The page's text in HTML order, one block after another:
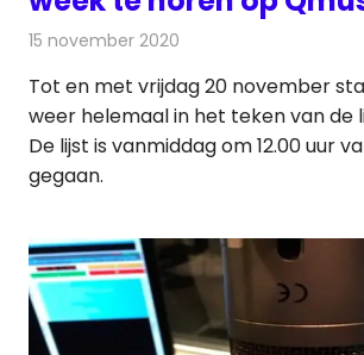
15 november 2020
Tot en met vrijdag 20 november
weer helemaal in het teken van de
De lijst is vanmiddag om 12.00 uur
gegaan.